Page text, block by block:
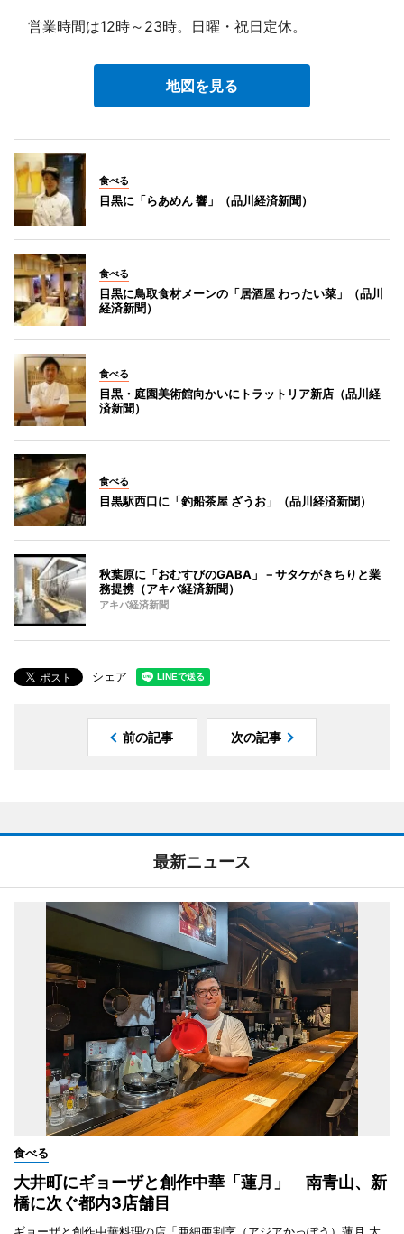
営業時間は12時～23時。日曜・祝日定休。
地図を見る
食べる
目黒に「らあめん 響」（品川経済新聞）
食べる
目黒に鳥取食材メーンの「居酒屋 わったい菜」（品川
経済新聞）
食べる
目黒・庭園美術館向かいにトラットリア新店（品川経
済新聞）
食べる
目黒駅西口に「釣船茶屋 ざうお」（品川経済新聞）
秋葉原に「おむすびのGABA」－サタケがきちりと業
務提携（アキバ経済新聞）
アキバ経済新聞
シェア
前の記事 次の記事
最新ニュース
食べる
大井町にギョーザと創作中華「蓮月」 南青山、新
橋に次ぐ都内3店舗目
ギョーザと創作中華料理の店「亜細亜割烹（アジアかっぽう）蓮月 大